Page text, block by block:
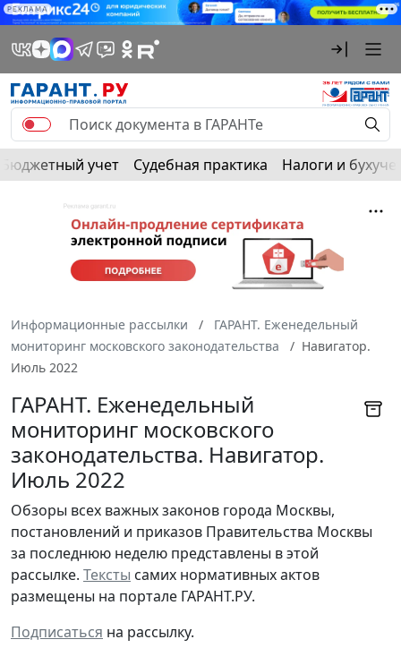
РЕКЛАМА
Бюджетный учет Судебная практика Налоги и
Информационные рассылки
ГАРАНТ. Еженедельный
мониторинг московского законодательства
Навигатор.
Июль 2022
ГАРАНТ. Еженедельный
мониторинг московского
законодательства. Навигатор.
Июль 2022
Обзоры всех важных законов города Москвы,
постановлений и приказов Правительства Москвы
за последнюю неделю представлены в этой
рассылке. Тексты самих нормативных актов
размещены на портале ГАРАНТ.РУ.
Подписаться на рассылку.